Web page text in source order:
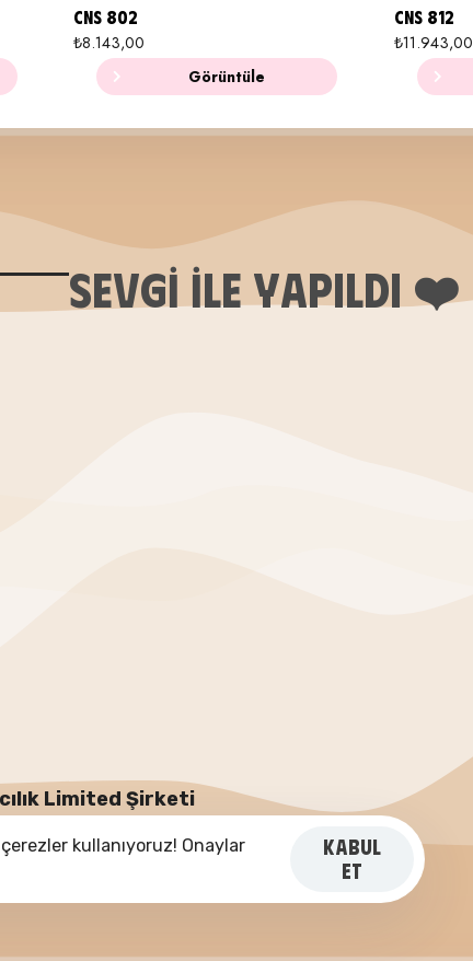
CNS 802
₺8.143,00
Görüntüle
CNS 812
₺11.943,00
SEVGI ILE YAPILDI ❤️
Limited Şirketi
kullanıyoruz! Onaylar
KABUL
ET